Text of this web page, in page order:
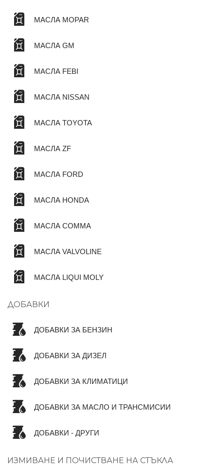
МАСЛА MOPAR
МАСЛА GM
МАСЛА FEBI
МАСЛА NISSAN
МАСЛА TOYOTA
МАСЛА ZF
МАСЛА FORD
МАСЛА HONDA
МАСЛА COMMA
МАСЛА VALVOLINE
МАСЛА LIQUI MOLY
ДОБАВКИ
ДОБАВКИ ЗА БЕНЗИН
ДОБАВКИ ЗА ДИЗЕЛ
ДОБАВКИ ЗА КЛИМАТИЦИ
ДОБАВКИ ЗА МАСЛО И ТРАНСМИСИИ
ДОБАВКИ - ДРУГИ
ИЗМИВАНЕ И ПОЧИСТВАНЕ НА СТЪКЛА